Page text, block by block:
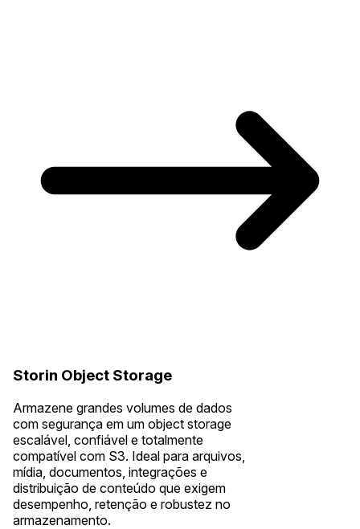
Storin Object Storage
Armazene grandes volumes de dados
com segurança em um object storage
escalável, confiável e totalmente
compatível com S3. Ideal para arquivos,
mídia, documentos, integrações e
distribuição de conteúdo que exigem
desempenho, retenção e robustez no
armazenamento.